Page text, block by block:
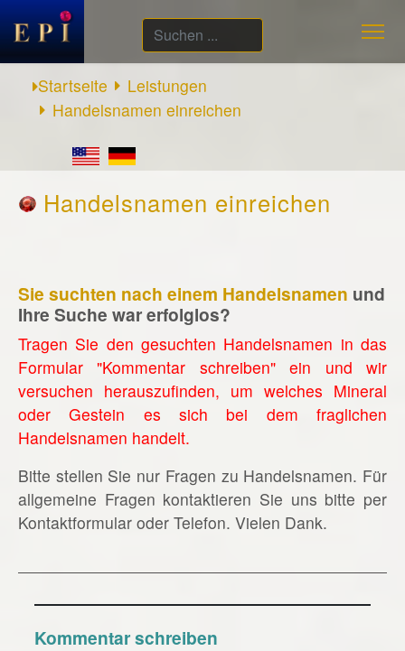
Suchen
...
Startseite
Leistungen
Handelsnamen einreichen
Handelsnamen einreichen
Sie suchten nach einem Handelsnamen und
Ihre Suche war erfolglos?
Tragen Sie den gesuchten Handelsnamen in das
Formular "Kommentar schreiben" ein und wir
versuchen herauszufinden, um welches Mineral
oder Gestein es sich bei dem fraglichen
Handelsnamen handelt.
Bitte stellen Sie nur Fragen zu Handelsnamen. Für
allgemeine Fragen kontaktieren Sie uns bitte per
Kontaktformular oder Telefon. Vielen Dank.
Kommentar schreiben